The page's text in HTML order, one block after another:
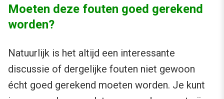
Moeten deze fouten goed gerekend
worden?
Natuurlijk is het altijd een interessante
discussie of dergelijke fouten niet gewoon
écht goed gerekend moeten worden. Je kunt